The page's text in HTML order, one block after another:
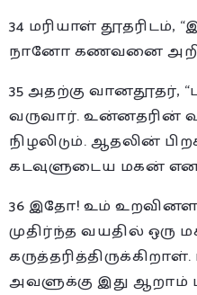
34 மரியாள் தூதரிடம்,
நானோ கணவனை
35 அதற்கு வானதூதர்,
வருவார்.
நிழலிடும். ஆதலின்
கடவுளுடைய மகன்
36 இதோ! உம்
முதிர்ந்த வயதில் ஒரு
அவளுக்கு இது ஆறாம்